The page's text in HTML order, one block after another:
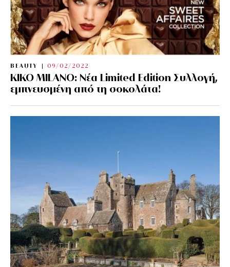
BEAUTY 09/02/2022
KIKO MILANO: Νέα Limited Edition Συλλογή,
εμπνευσμένη από τη σοκολάτα!